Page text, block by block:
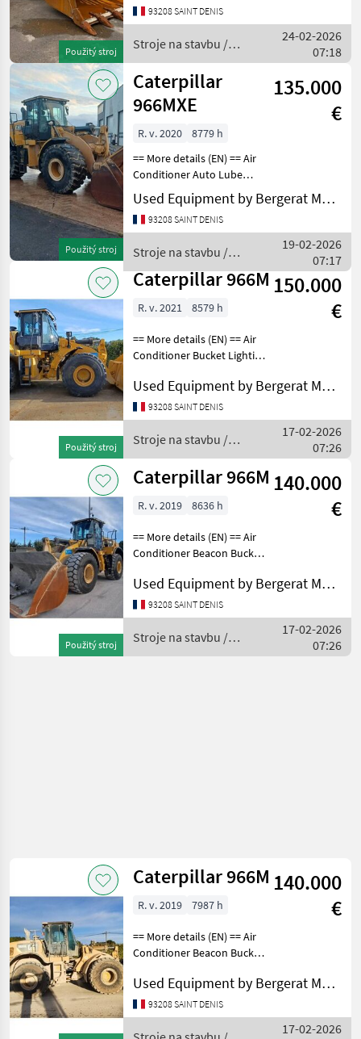
Použitý stroj
Owner's Manual Radio - AM
FM Radio Regulatory
Marking Ride Cont
93208 SAINT DENIS
Stroje na stavbu /
Caterpillar
24-02-2026
07:18
Použitý stroj
Caterpillar
966MXE
135.000
€
R. v. 2020
8779 h
== More details (EN) == Air
Conditioner Auto Lube
Bucket Counterweight
Differential Lock Differential
Type - Slip Emissions Level -
Enclosu
Used Equipment by Bergerat Monnoyeur
93208 SAINT DENIS
Stroje na stavbu /
Caterpillar
19-02-2026
07:17
Použitý stroj
Caterpillar 966M150.000
€
R. v. 2021 8579 h
== More details (EN) == Air
Conditioner Bucket Lighting
Radio Ride Control
ROPSELECTRICAL,
STARTING AND CHARGING
SYSTEM: Notes -
Used Equipment by Bergerat Monnoyeur
93208 SAINT DENIS
Stroje na stavbu /
Caterpillar
17-02-2026
07:26
Použitý stroj
Caterpillar 966M 140.000
€
R. v. 2019 8636 h
== More details (EN) == Air
Conditioner Beacon Bucket
Manual Product Link Radio
Ride Control ROPSGENERAL
APPEARANCE: Notes -
GENERAL APPE
Used Equipment by Bergerat Monnoyeur
93208 SAINT DENIS
Stroje na stavbu /
Caterpillar
17-02-2026
07:26
Caterpillar 966M 140.000
€
R. v. 2019 7987 h
== More details (EN) == Air
Conditioner Beacon Bucket
Manual Product Link Radio
ROPSELECTRICAL,
STARTING AND CHARGING
SYSTEM: Notes - ELE
Used Equipment by Bergerat Monnoyeur
93208 SAINT DENIS
17-02-2026